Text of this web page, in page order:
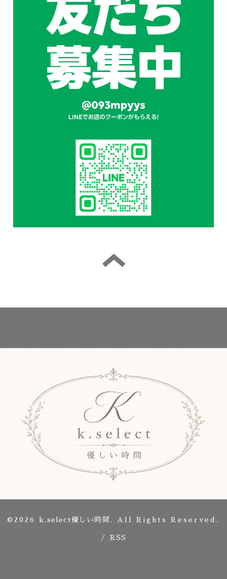
©2026 k.select優しい時間 . All Rights Reserved.
/ RSS